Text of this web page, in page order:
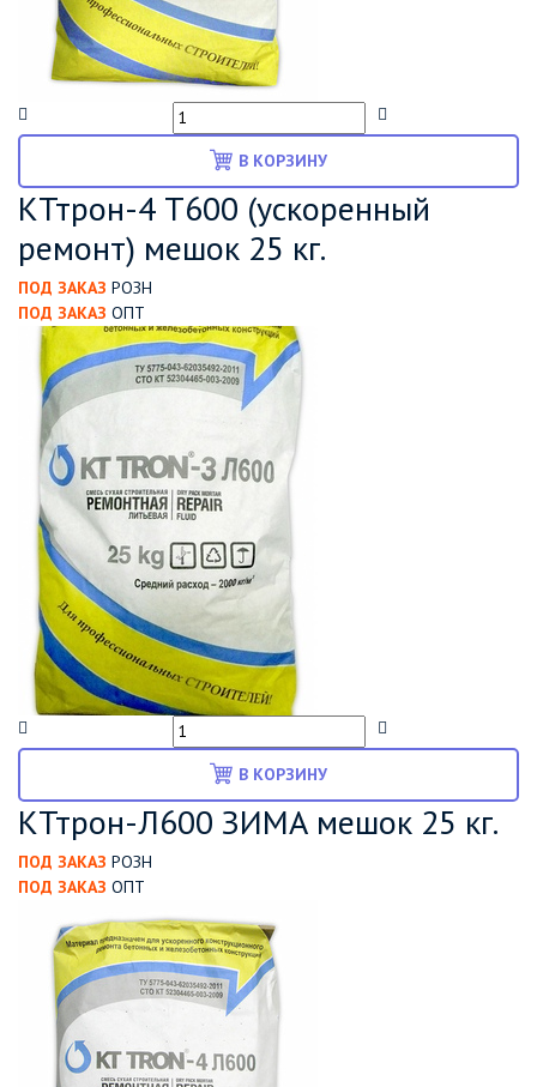
В КОРЗИНУ
КТтрон-4 Т600 (ускоренный
ремонт) мешок 25 кг.
ПОД ЗАКАЗ РОЗН
ПОД ЗАКАЗ ОПТ
В КОРЗИНУ
КТтрон-Л600 ЗИМА мешок 25 кг.
ПОД ЗАКАЗ РОЗН
ПОД ЗАКАЗ ОПТ